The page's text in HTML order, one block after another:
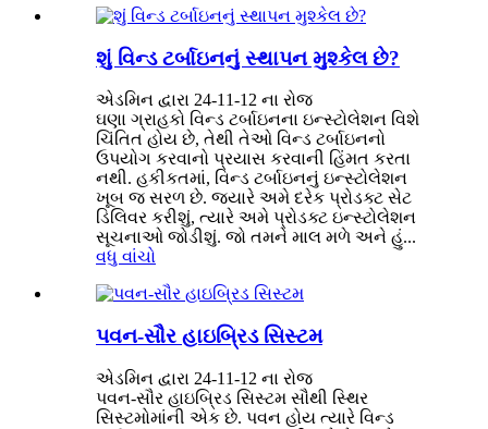
શું વિન્ડ ટર્બાઇનનું સ્થાપન મુશ્કેલ છે?
એડમિન દ્વારા 24-11-12 ના રોજ
ઘણા ગ્રાહકો વિન્ડ ટર્બાઇનના ઇન્સ્ટોલેશન વિશે
ચિંતિત હોય છે, તેથી તેઓ વિન્ડ ટર્બાઇનનો
ઉપયોગ કરવાનો પ્રયાસ કરવાની હિંમત કરતા
નથી. હકીકતમાં, વિન્ડ ટર્બાઇનનું ઇન્સ્ટોલેશન
ખૂબ જ સરળ છે. જ્યારે અમે દરેક પ્રોડક્ટ સેટ
ડિલિવર કરીશું, ત્યારે અમે પ્રોડક્ટ ઇન્સ્ટોલેશન
સૂચનાઓ જોડીશું. જો તમને માલ મળે અને હું...
વધુ વાંચો
પવન-સૌર હાઇબ્રિડ સિસ્ટમ
એડમિન દ્વારા 24-11-12 ના રોજ
પવન-સૌર હાઇબ્રિડ સિસ્ટમ સૌથી સ્થિર
સિસ્ટમોમાંની એક છે. પવન હોય ત્યારે વિન્ડ